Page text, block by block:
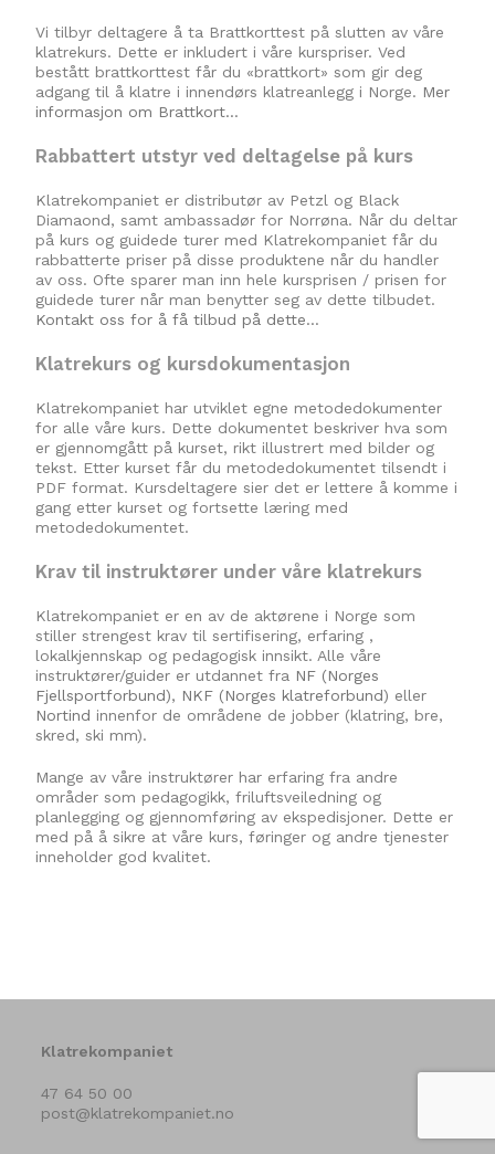
Vi tilbyr deltagere å ta Brattkorttest på slutten av våre
klatrekurs. Dette er inkludert i våre kurspriser. Ved
bestått brattkorttest får du «brattkort» som gir deg
adgang til å klatre i innendørs klatreanlegg i Norge. Mer
informasjon om Brattkort…
Rabbattert utstyr ved deltagelse på kurs
Klatrekompaniet er distributør av Petzl og Black
Diamaond, samt ambassadør for Norrøna. Når du deltar
på kurs og guidede turer med Klatrekompaniet får du
rabbatterte priser på disse produktene når du handler
av oss. Ofte sparer man inn hele kursprisen / prisen for
guidede turer når man benytter seg av dette tilbudet.
Kontakt oss for å få tilbud på dette…
Klatrekurs og kursdokumentasjon
Klatrekompaniet har utviklet egne metodedokumenter
for alle våre kurs. Dette dokumentet beskriver hva som
er gjennomgått på kurset, rikt illustrert med bilder og
tekst. Etter kurset får du metodedokumentet tilsendt i
PDF format. Kursdeltagere sier det er lettere å komme i
gang etter kurset og fortsette læring med
metodedokumentet.
Krav til instruktører under våre klatrekurs
Klatrekompaniet er en av de aktørene i Norge som
stiller strengest krav til sertifisering, erfaring ,
lokalkjennskap og pedagogisk innsikt. Alle våre
instruktører/guider er utdannet fra NF (Norges
Fjellsportforbund), NKF (Norges klatreforbund) eller
Nortind innenfor de områdene de jobber (klatring, bre,
skred, ski mm).
Mange av våre instruktører har erfaring fra andre
områder som pedagogikk, friluftsveiledning og
planlegging og gjennomføring av ekspedisjoner. Dette er
med på å sikre at våre kurs, føringer og andre tjenester
inneholder god kvalitet.
Klatrekompaniet
47 64 50 00
post@klatrekompaniet.no